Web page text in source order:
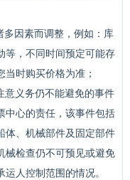
多因素而调整，例如：库
等，不同时间预定可能存
时购买价格为准；
意义务仍不能避免的事件
中心的责任，该事件包括
体、机械部件及固定部件
械检查仍不可预见或避免
人控制范围的情况。